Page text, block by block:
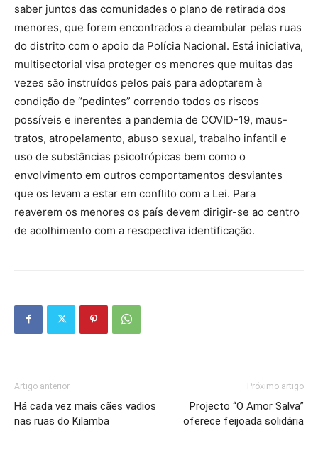
saber juntos das comunidades o plano de retirada dos
menores, que forem encontrados a deambular pelas ruas
do distrito com o apoio da Polícia Nacional. Está iniciativa,
multisectorial visa proteger os menores que muitas das
vezes são instruídos pelos pais para adoptarem à
condição de “pedintes” correndo todos os riscos
possíveis e inerentes a pandemia de COVID-19, maus-
tratos, atropelamento, abuso sexual, trabalho infantil e
uso de substâncias psicotrópicas bem como o
envolvimento em outros comportamentos desviantes
que os levam a estar em conflito com a Lei. Para
reaverem os menores os país devem dirigir-se ao centro
de acolhimento com a rescpectiva identificação.
Artigo anterior
Há cada vez mais cães vadios
nas ruas do Kilamba
Próximo artigo
Projecto “O Amor Salva”
oferece feijoada solidária